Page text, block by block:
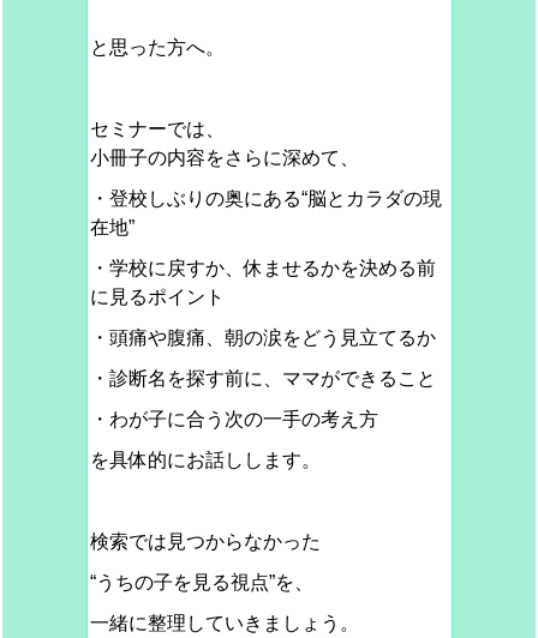
と思った方へ。
セミナーでは、
小冊子の内容をさらに深めて、
・登校しぶりの奥にある“脳とカラダの現
在地”
・学校に戻すか、休ませるかを決める前
に見るポイント
・頭痛や腹痛、朝の涙をどう見立てるか
・診断名を探す前に、ママができること
・わが子に合う次の一手の考え方
を具体的にお話しします。
検索では見つからなかった
“うちの子を見る視点”を、
一緒に整理していきましょう。